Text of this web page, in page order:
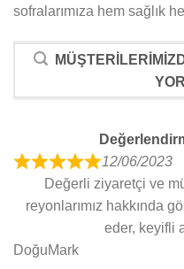
sofralarımıza hem sağlık
R
a
t
d
12/06/2023
Değerli ziyaretçi ve
reyonlarımız hakkında
eder, keyifli
DoğuMark